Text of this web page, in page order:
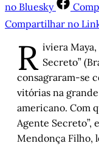
no Bluesky
Compartilhar no
R iviera Maya,
Secreto”
consagraram-se
vitórias na
americano. Com
Agente
Mendonça Filho,